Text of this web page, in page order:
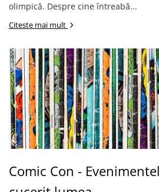
olimpică. Despre cine întreabă...
Citeste mai mult
Comic Con -